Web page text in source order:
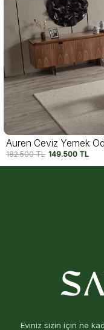
Auren Ceviz Yemek
182.500TL 149.500 TL
Eviniz sizin için ne